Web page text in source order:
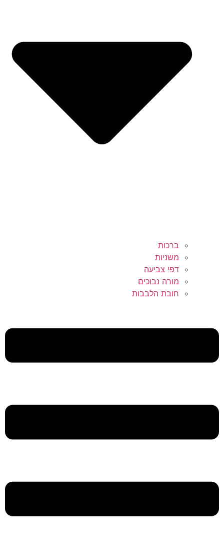
ברכות
משניות
דפי צביעה
מורה נבוכים
חובת הלבבות